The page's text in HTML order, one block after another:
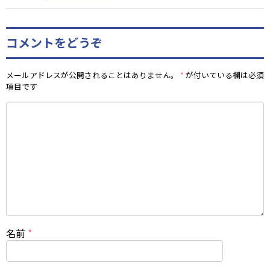
コメントをどうぞ
メールアドレスが公開されることはありません。 * が付いている欄は必須
項目です
名前 *